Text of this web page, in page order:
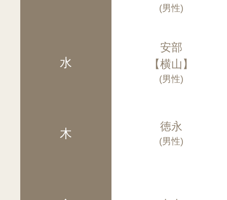
(男性)
水
安部
【横山】
(男性)
木 徳永
(男性)